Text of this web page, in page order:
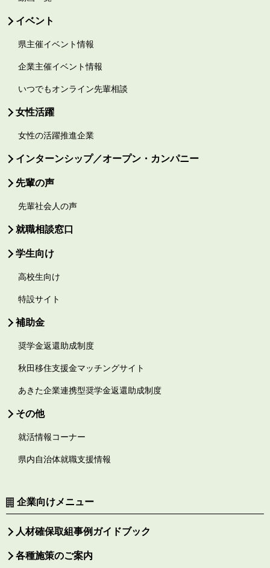
イベント
県主催イベント情報
企業主催イベント情報
いつでもオンライン先輩相談
女性活躍
女性の活躍推進企業
インターンシップ／オープン・カンパニー
先輩の声
先輩社会人の声
就職相談窓口
学生向け
高校生向け
特設サイト
補助金
奨学金返還助成制度
秋田移住支援金マッチングサイト
あきた企業連携型奨学金返還助成制度
その他
就活情報コーナー
県内自治体就職支援情報
企業向けメニュー
人材確保取組事例ガイドブック
各種施策のご案内